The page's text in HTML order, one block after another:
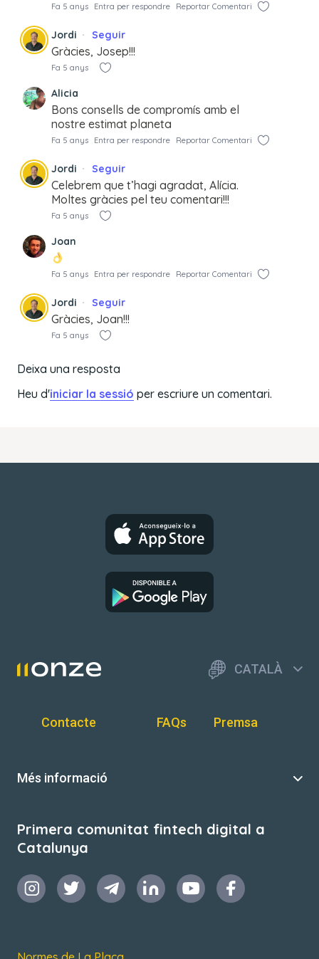
Fa 5 anys Entra per respondre Reportar Comentari
Jordi Seguir
Gràcies, Josep!!!
Fa 5 anys
Alicia
Bons consells de compromís amb el
nostre estimat planeta
Fa 5 anys Entra per respondre Reportar Comentari
Jordi Seguir
Celebrem que t’hagi agradat, Alícia.
Moltes gràcies pel teu comentari!!!
Fa 5 anys
Joan
Fa 5 anys Entra per respondre Reportar Comentari
Jordi Seguir
Gràcies, Joan!!!
Fa 5 anys
Deixa una resposta
Heu d'iniciar la sessió per escriure un comentari.
CATALÀ
Contacte FAQs Premsa
Més informació
Primera comunitat fintech digital a
Catalunya